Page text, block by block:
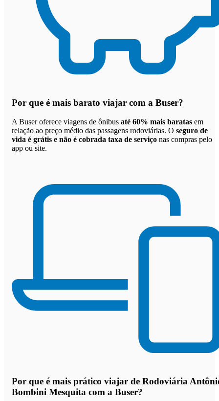
Por que é mais barato viajar com a Buser?
A Buser oferece viagens de ônibus até 60% mais baratas em
relação ao preço médio das passagens rodoviárias. O seguro de
vida é grátis e não é cobrada taxa de serviço nas compras pelo
app ou site.
Por que é mais prático viajar de Rodoviária
Bombini Mesquita com a Buser?